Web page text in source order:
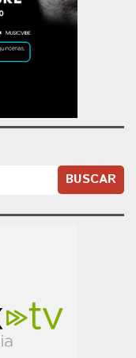
BUSCAR